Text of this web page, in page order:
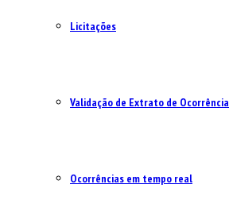
Licitações
Validação de Extrato de Ocorrência
Ocorrências em tempo real